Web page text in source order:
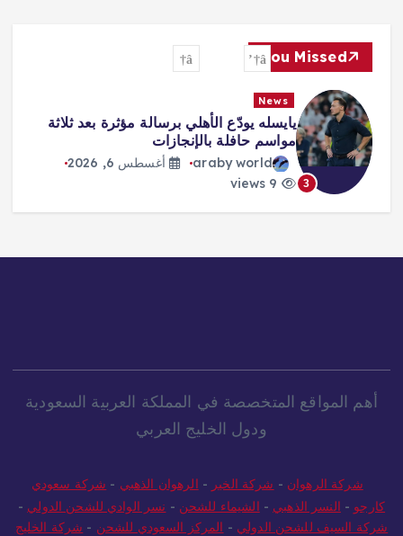
You Missed
3
News
يايسله يودّع الأهلي برسالة مؤثرة بعد ثلاثة
مواسم حافلة بالإنجازات
araby world
أغسطس 6, 2026
أهم المواقع المتخصصة في المملكة العربية السعودية
ودول الخليج العربي
شركة الرهوان - شركة الخير - الرهوان الذهبي - شركة سعودي
كارجو - النسر الذهبي - الشيماء للشحن - نسر الوادي للشحن الدولي -
شركة السيف للشحن الدولي - المركز السعودي للشحن - شركة الخليج